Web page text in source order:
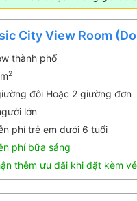
City View Room
thành phố
2
đôi Hoặc 2 giường đơn
lớn
phí trẻ em dưới 6 tuổi
phí bữa sáng
thêm ưu đãi khi đặt kèm